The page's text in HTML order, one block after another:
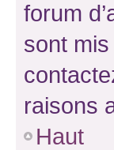
forum
sont
raisons
Haut